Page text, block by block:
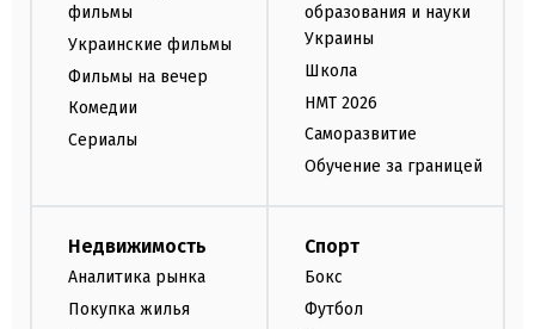
фильмы
Украинские фильмы
Фильмы на вечер
Комедии
Сериалы
образования и науки
Украины
Школа
НМТ 2026
Саморазвитие
Обучение за границей
Недвижимость
Аналитика рынка
Покупка жилья
Спорт
Бокс
Футбол